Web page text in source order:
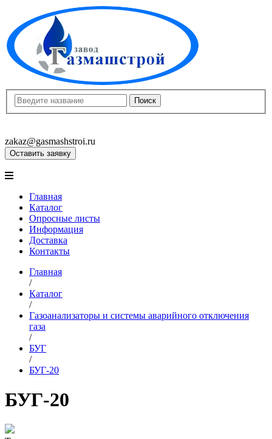
zakaz@gasmashstroi.ru
Оставить заявку
Главная
Каталог
Опросные листы
Информация
Доставка
Контакты
Главная
/
Каталог
/
Газоанализаторы и системы аварийного отключения
газа
/
БУГ
/
БУГ-20
БУГ-20